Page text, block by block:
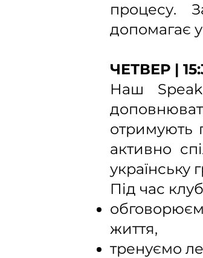
процесу.
допомагає
ЧЕТВЕР |
Наш
отримують
активно
українську
Під час
життя,
тренуємо